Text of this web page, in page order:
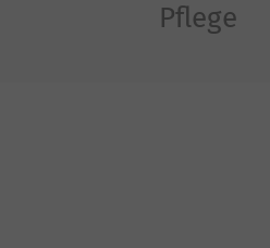
Pflege